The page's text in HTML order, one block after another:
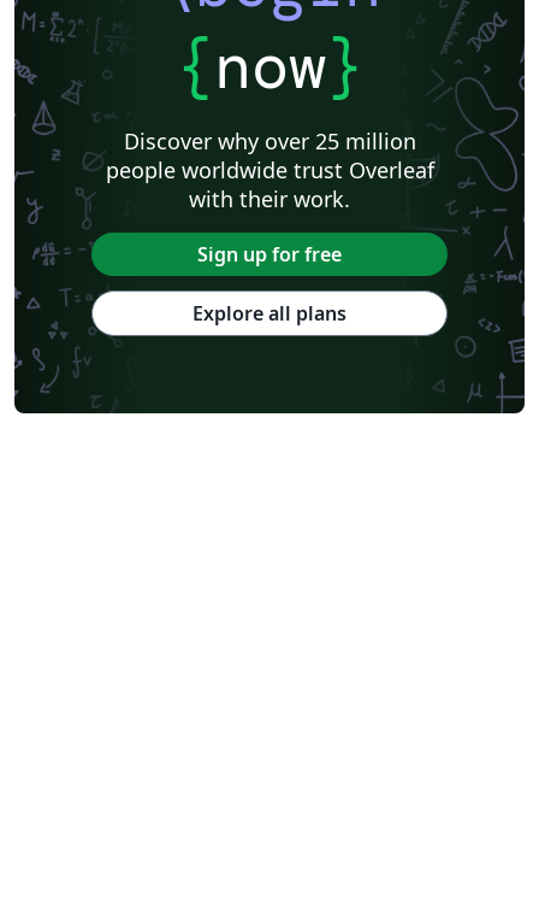
{now}
Discover why over 25 million
people worldwide trust Overleaf
with their work.
Sign up for free
Explore all plans